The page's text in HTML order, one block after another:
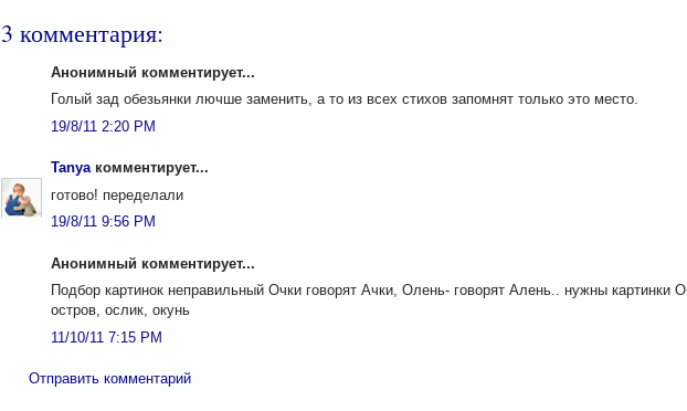
3 комментария:
Анонимный комментирует...
Голый зад обезьянки лючше заменить, а то из всех стихов запомнят только это место.
19/8/11 2:20 PM
Tanyaкомментирует...
готово! переделали
19/8/11 9:56 PM
Анонимный комментирует...
Подбор картинок неправильный Очки говорят Ачки, Олень- говорят Алень.. нужны картинки
остров, ослик, окунь
11/10/11 7:15 PM
Отправить комментарий